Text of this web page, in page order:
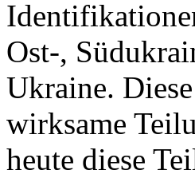
Ost-,
Ukraine.
wirksame
heute diese